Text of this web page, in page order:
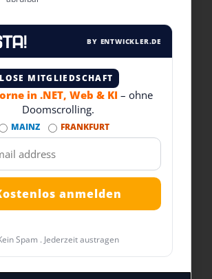
BY ENTWICKLER.DE
MITGLIEDSCHAFT
in .NET, Web & KI – ohne
Doomscrolling.
MAINZ FRANKFURT
Spam . Jederzeit austragen